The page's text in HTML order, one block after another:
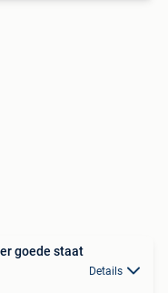
goede staat
Details